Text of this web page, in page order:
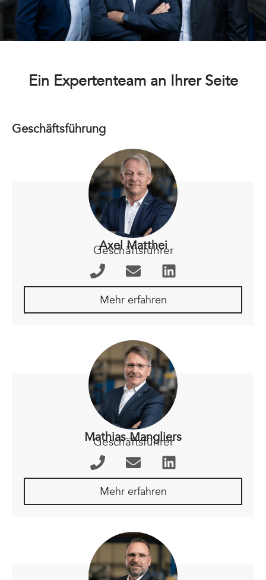
Ein Expertenteam an Ihrer Seite
Geschäftsführung
Axel Matthei
Geschäftsführer
Mehr erfahren
Mathias Mangliers
Geschäftsführer
Mehr erfahren